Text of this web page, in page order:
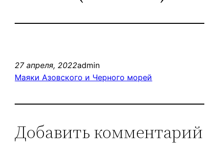
27 апреля, 2022admin
Маяки Азовского и Черного морей
Добавить комментарий